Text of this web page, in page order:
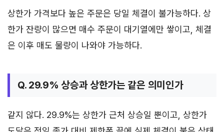
상한가 가격보다 높은 주문은 당일 체결이 불가능하다. 상
한가 잔량이 많으면 매수 주문이 대기열에만 쌓이고, 체결
은 이후 매도 물량이 나와야 가능하다.
Q. 29.9% 상승과 상한가는 같은 의미인가
같지 않다. 29.9%는 상한가 근처 상승일 뿐이고, 상한가